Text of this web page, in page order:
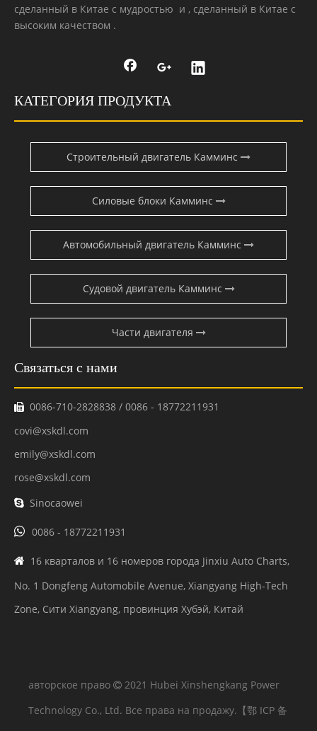
сделанный в Китае с мудростью и , сделанный в Китае с
высоким качеством .
КАТЕГОРИЯ ПРОДУКТА
Строительный двигатель Камминс
Силовые блоки Камминс
Автомобильный двигатель Камминс
Судовой двигатель Камминс
Части двигателя
Связаться с нами
 0086-710-2828838 / 0086 - 18772211931
covi@xskdl.com
emily@xskdl.com
rose@xskdl.com
 Sinocaowei
 0086 - 18772211931
 16 кварталов и 16 номеров города Jinxiu Auto Charts,
No. 1 Dongfeng Automobile Avenue, Xiangyang High-Tech
Zone, Сити Xiangyang, провинция Хубэй, Китай
авторское право  2021 Hubei Xinshengkang Power
Technology Co., Ltd. Все права на продажу. 【鄂 ICP 备